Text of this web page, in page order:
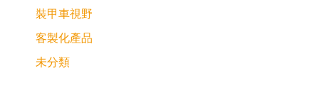
裝甲車視野
客製化產品
未分類